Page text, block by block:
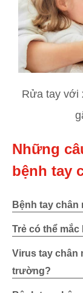
Rửa tay với
Những
bệnh tay
Bệnh tay
Trẻ có thể
Virus tay chân
trường?